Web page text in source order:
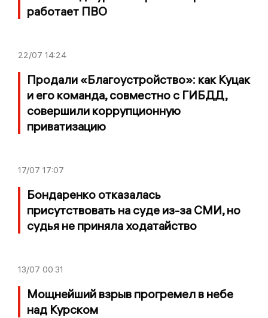
работает ПВО
22/07 14:24
Продали «Благоустройство»: как Куцак
и его команда, совместно с ГИБДД,
совершили коррупционную
приватизацию
17/07 17:07
Бондаренко отказалась
присутствовать на суде из-за СМИ, но
судья не приняла ходатайство
13/07 00:31
Мощнейший взрыв прогремел в небе
над Курском